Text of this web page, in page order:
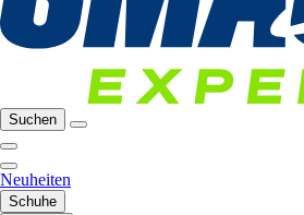
Suchen
Neuheiten
Schuhe